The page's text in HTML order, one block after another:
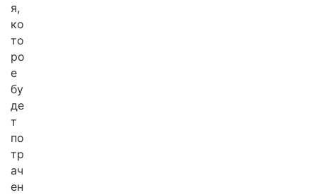
я,
ко
то
ро
е
бу
де
т
по
тр
ач
ен